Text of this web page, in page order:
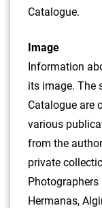
Catalogue.
Image
Information
its image. The
Catalogue are
various
from the
private
Photographers
Hermanas,